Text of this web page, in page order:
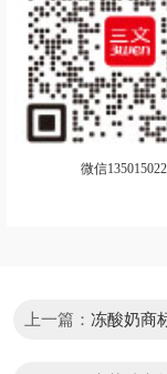
微信
上一篇： 冻酸奶商